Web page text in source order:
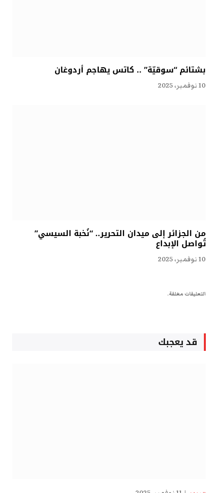
بشتائم “سوقيّة” .. كاتس يهاجم أردوغان
10 نوفمبر، 2025
من الجزائر إلى ميدان التحرير.. “نُخبة السيسي”
تُواصل الإبداع
10 نوفمبر، 2025
التعليقات مغلقة.
قد يعجبك